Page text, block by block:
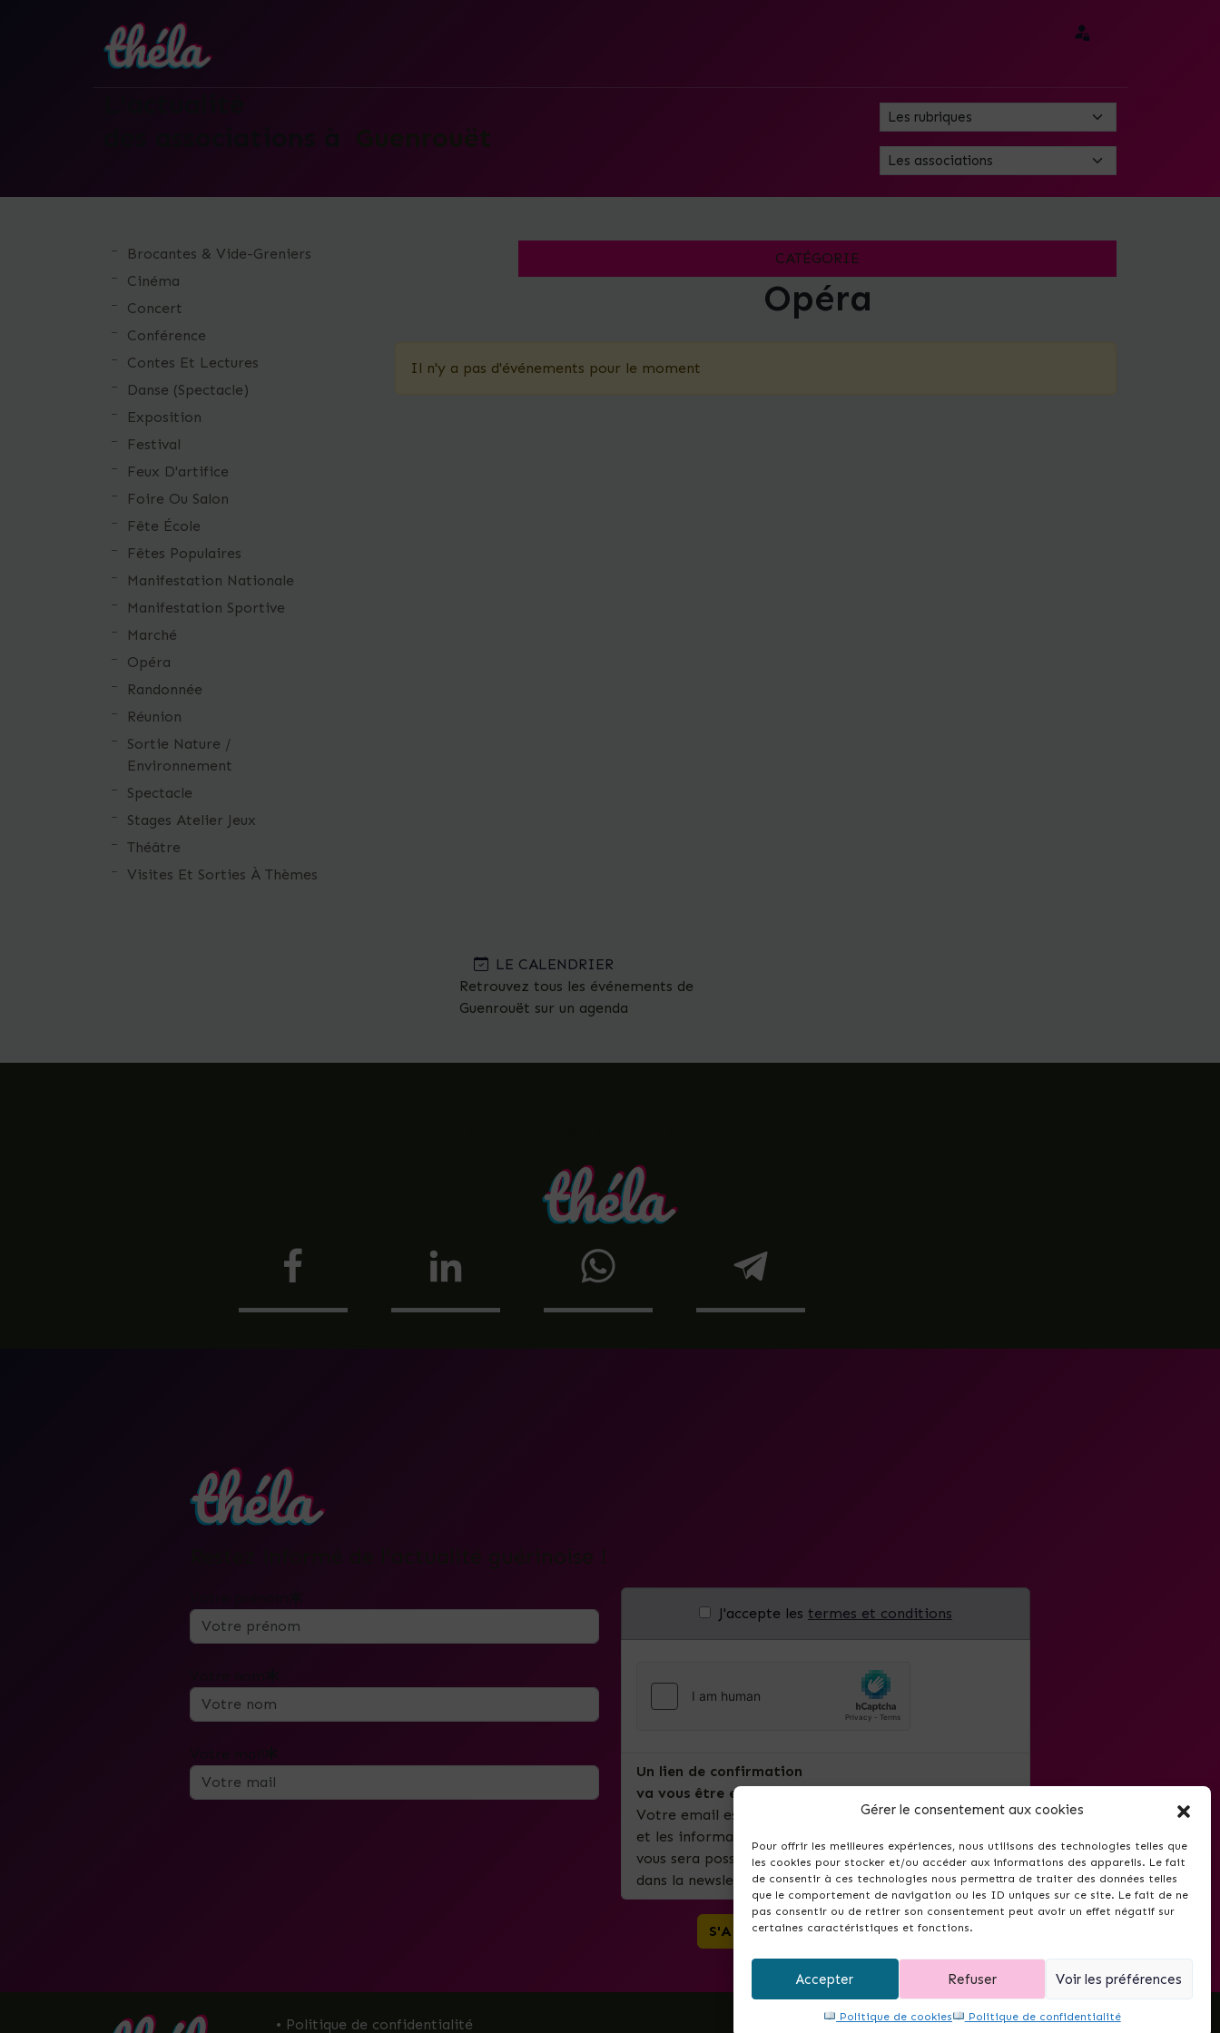
Gérer le consentement aux cookies
Pour offrir les meilleures expériences, nous utilisons des technologies telles que
les cookies pour stocker et/ou accéder aux informations des appareils. Le fait
de consentir à ces technologies nous permettra de traiter des données telles
que le comportement de navigation ou les ID uniques sur ce site. Le fait de ne
pas consentir ou de retirer son consentement peut avoir un effet négatif sur
certaines caractéristiques et fonctions.
Accepter Refuser Voir les préférences
Politique de cookies Politique de confidentialité
Brocantes & Vide-Greniers
Cinéma
Concert
Conférence
Contes Et Lectures
Danse (Spectacle)
Exposition
Festival
Feux D'artifice
Foire Ou Salon
Fête École
Fêtes Populaires
Manifestation Nationale
Manifestation Sportive
Marché
Opéra
Randonnée
Réunion
Sortie Nature /
Environnement
Spectacle
Stages Atelier Jeux
Théâtre
Visites Et Sorties À Thèmes
CATÉGORIE
Opéra
Il n'y a pas d'événements pour le moment
LE CALENDRIER
Retrouvez tous les événements de
Guenrouët sur un agenda
J'accepte les termes et conditions
Un lien de confirmation
va vous être envoyé par mail.
Votre email est uniquement utilisé pour la newsletter
et les informations importantes relatives à Thela.fr. Il
vous sera possible de vous désinscrire via le lien inclus
dans la newsletter.
• Politique de confidentialité Ce site dans votre commune ?